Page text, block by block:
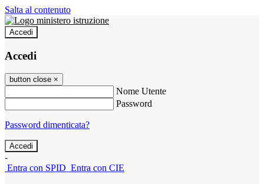
Salta al contenuto
Accedi
Accedi
button close ×
Nome Utente
Password
Password dimenticata?
-
Entra con SPID Entra con CIE